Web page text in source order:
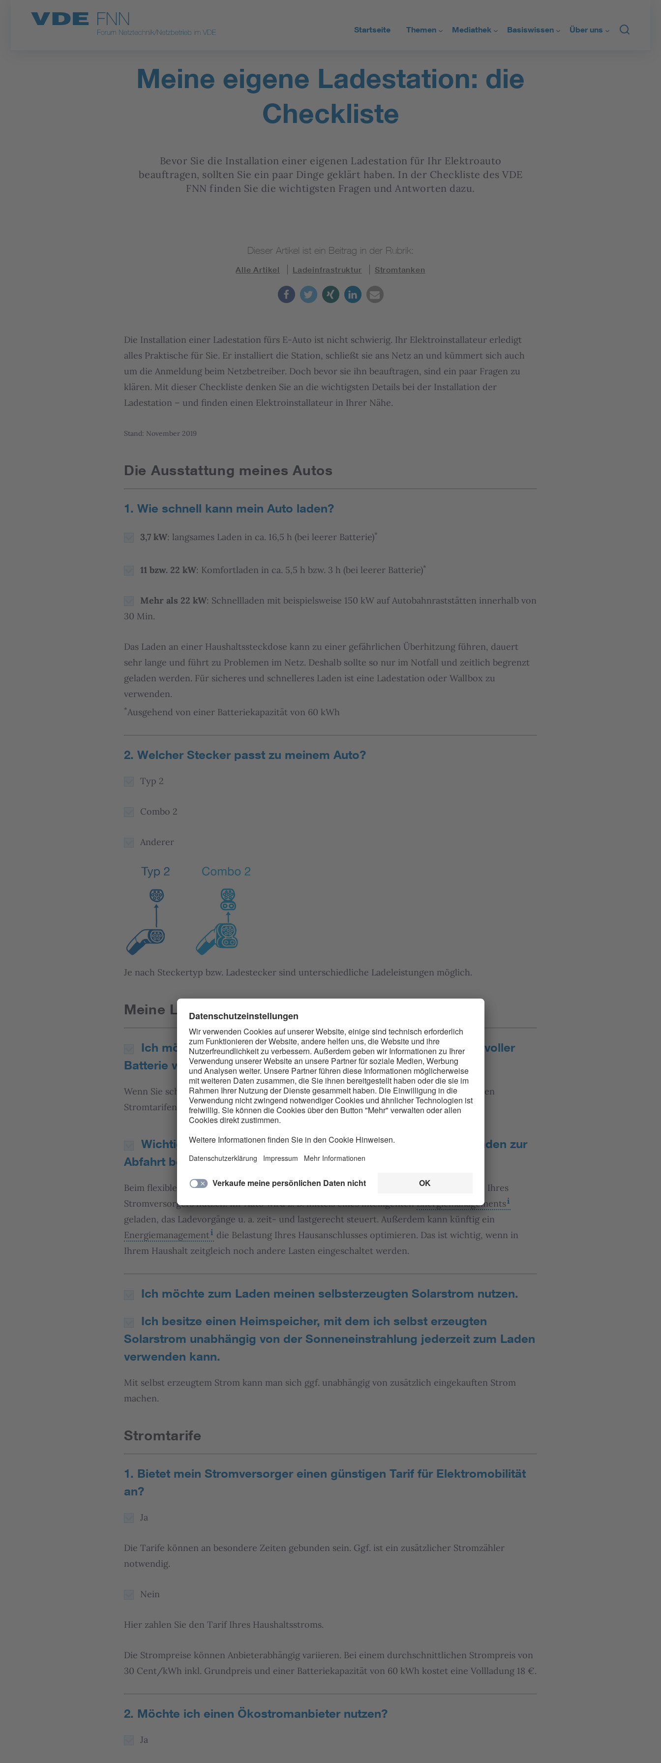
Startseite Themen
Stromnetz
Mediathek
Podcasts
Basiswissen
Glossar
Über uns
Meine eigene Ladestation: die
Checkliste
Bevor Sie die Installation einer eigenen Ladestation für Ihr Elektroauto
beauftragen, sollten Sie ein paar Dinge geklärt haben. In der Checkliste des VDE
FNN finden Sie die wichtigsten Fragen und Antworten dazu.
Dieser Artikel ist ein Beitrag in der Rubrik:
Alle Artikel Ladeinfrastruktur Stromtanken
Die Installation einer Ladestation fürs E-Auto ist nicht schwierig. Ihr Elektroinstallateur erledigt
alles Praktische für Sie. Er installiert die Station, schließt sie ans Netz an und kümmert sich auch
um die Anmeldung beim Netzbetreiber. Doch bevor sie ihn beauftragen, sind ein paar Fragen zu
klären. Mit dieser Checkliste denken Sie an die wichtigsten Details bei der Installation der
Ladestation – und finden einen Elektroinstallateur in Ihrer Nähe.
Stand: November 2019
Die Ausstattung meines Autos
1. Wie schnell kann mein Auto laden?
3,7 kW: langsames Laden in ca. 16,5 h (bei leerer Batterie)*
11 bzw. 22 kW: Komfortladen in ca. 5,5 h bzw. 3 h (bei leerer Batterie)*
Mehr als 22 kW: Schnellladen mit beispielsweise 150 kW auf Autobahnraststätten innerhalb von
30 Min.
Das Laden an einer Haushaltssteckdose kann zu einer gefährlichen Überhitzung führen, dauert
sehr lange und führt zu Problemen im Netz. Deshalb sollte so nur im Notfall und zeitlich begrenzt
geladen werden. Für sicheres und schnelleres Laden ist eine Ladestation oder Wallbox zu
verwenden.
*Ausgehend von einer Batteriekapazität von 60 kWh
2. Welcher Stecker passt zu meinem Auto?
Typ 2
Combo 2
Anderer
Je nach Steckertyp bzw. Ladestecker sind unterschiedliche Ladeleistungen möglich.
Meine Ladebedürfnisse
Ich möchte mein Auto sofort laden und schnellstmöglich mit voller
Batterie wieder nutzen können.
Wenn Sie schnellstmöglich laden wollen, können Sie ggf. nicht von Preisvorteilen bei den
Stromtarifen profitieren.
Wichtig ist mir, dass das Auto am Morgen bei Bedarf vollgeladen zur
Abfahrt bereitsteht, sonst bin ich flexibel.
Beim flexiblen Laden können Sie ggf. besondere Tarifkonditionen für Elektrofahrzeuge Ihres
Stromversorgers nutzen. Ihr Auto wird z. B. mittels eines intelligentenEnergiemanagements
geladen, das Ladevorgänge u. a. zeit- und lastgerecht steuert. Außerdem kann künftig ein
Energiemanagement
die Belastung Ihres Hausanschlusses optimieren. Das ist wichtig, wenn in
Ihrem Haushalt zeitgleich noch andere Lasten eingeschaltet werden.
Ich möchte zum Laden meinen selbsterzeugten Solarstrom nutzen.
Ich besitze einen Heimspeicher, mit dem ich selbst erzeugten
Solarstrom unabhängig von der Sonneneinstrahlung jederzeit zum Laden
verwenden kann.
Mit selbst erzeugtem Strom kann man sich ggf. unabhängig von zusätzlich eingekauften Strom
machen.
Stromtarife
1. Bietet mein Stromversorger einen günstigen Tarif für Elektromobilität
an?
Ja
Die Tarife können an besondere Zeiten gebunden sein. Ggf. ist ein zusätzlicher Stromzähler
notwendig.
Nein
Hier zahlen Sie den Tarif Ihres Haushaltsstroms.
Die Strompreise können Anbieterabhängig variieren. Bei einem durchschnittlichen Strompreis von
30 Cent/kWh inkl. Grundpreis und einer Batteriekapazität von 60 kWh kostet eine Vollladung 18 €.
2. Möchte ich einen Ökostromanbieter nutzen?
Ja